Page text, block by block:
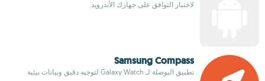
لاختبار التوافق على جهازك الأندرويد
Samsung Compass
تطبيق البوصلة لـ Galaxy Watch لتوجيه دقيق وبيانات بيئية